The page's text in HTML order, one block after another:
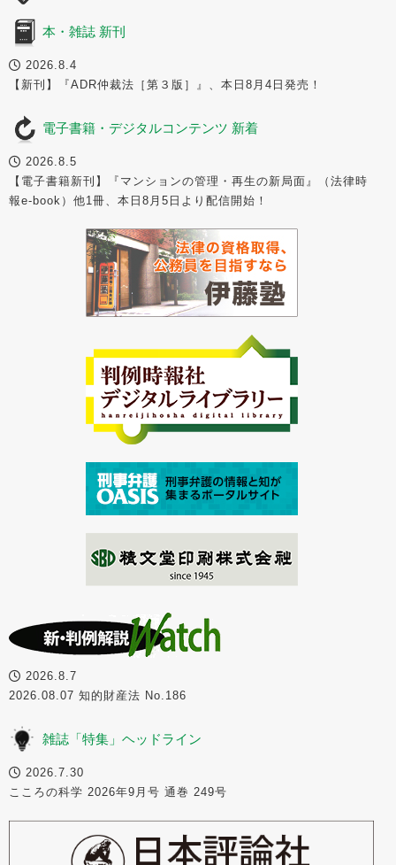
本・雑誌 新刊
2026.8.4
【新刊】『ADR仲裁法［第３版］』、本日8月4日発売！
電子書籍・デジタルコンテンツ 新着
2026.8.5
【電子書籍新刊】『マンションの管理・再生の新局面』（法律時
報e-book）他1冊、本日8月5日より配信開始！
2026.8.7
2026.08.07 知的財産法 No.186
雑誌「特集」ヘッドライン
2026.7.30
こころの科学 2026年9月号 通巻 249号